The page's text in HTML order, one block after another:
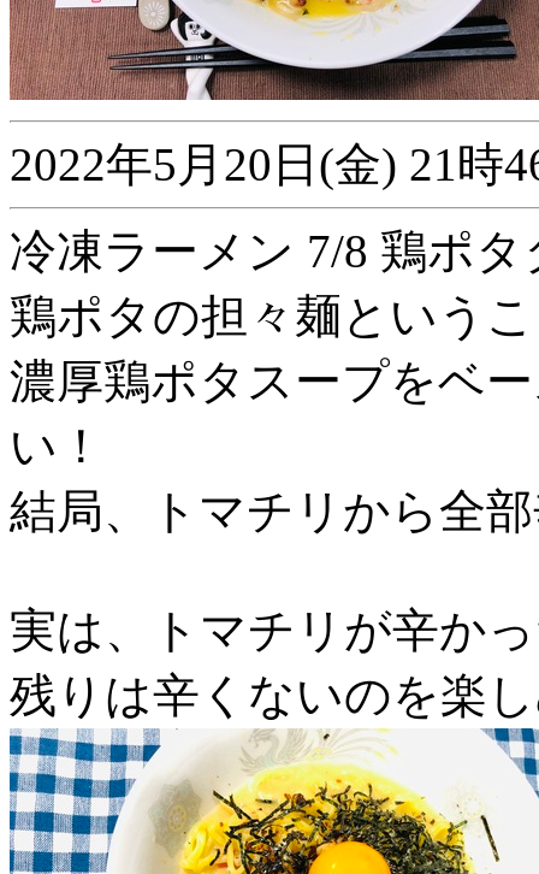
2022年5月20日(金) 21時
冷凍ラーメン 7/8 鶏ポ
鶏ポタの担々麺という
濃厚鶏ポタスープをベ
い！
結局、トマチリから全
実は、トマチリが辛か
残りは辛くないのを楽